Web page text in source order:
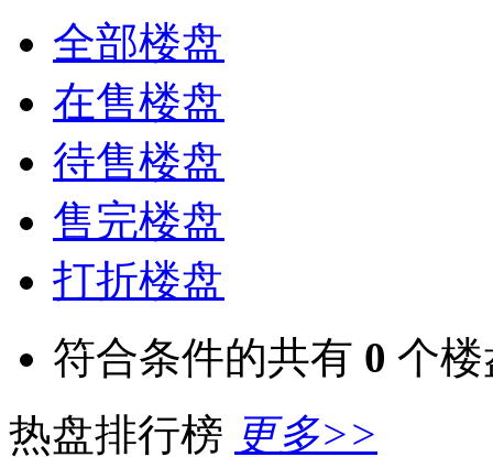
全部楼盘
在售楼盘
待售楼盘
售完楼盘
打折楼盘
符合条件的共有 0 个楼
热盘排行榜 更多>>